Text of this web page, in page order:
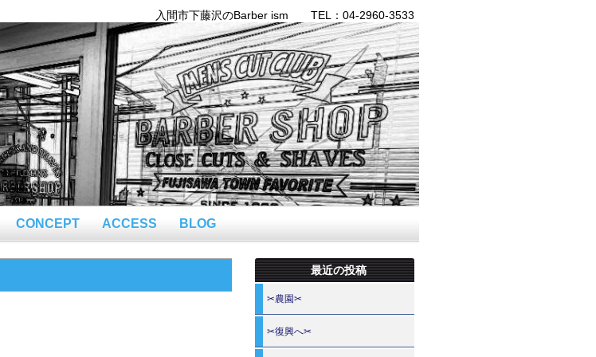
入間市下藤沢のBarber ism TEL：04-2960-3533
CONCEPT ACCESS BLOG
最近の投稿
✂農園✂
✂復興へ✂